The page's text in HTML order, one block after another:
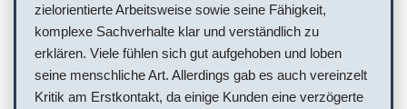
zielorientierte Arbeitsweise sowie seine Fähigkeit,
komplexe Sachverhalte klar und verständlich zu
erklären. Viele fühlen sich gut aufgehoben und loben
seine menschliche Art. Allerdings gab es auch vereinzelt
Kritik am Erstkontakt, da einige Kunden eine verzögerte